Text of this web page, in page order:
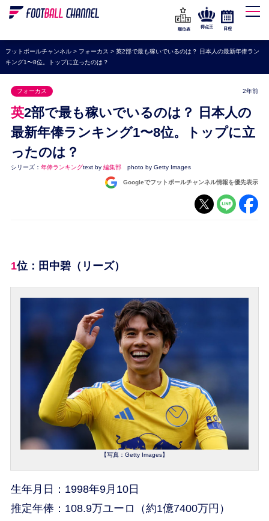
WEリーグ
海外サッカー
プレミアリーグ
ラ・リーガ
セリエA
ブンデスリーガ
UEFA
ナショナルチーム
順位表
得点王 日程
フットボールチャンネル> フォーカス > 英2部で最も稼いでいるのは？ 日本人の最新年俸ラン
キング1〜8位。トップに立ったのは？
フォーカス 2年前
英2部で最も稼いでいるのは？ 日本人の
最新年俸ランキング1〜8位。トップに立
ったのは？
シリーズ： 年俸ランキングtext by 編集部 photo by Getty Images
Googleでフットボールチャンネル情報を優先表示
1位：田中碧（リーズ）
【写真：Getty Images】
生年月日：1998年9月10日
推定年俸：108.9万ユーロ（約1億7400万円）